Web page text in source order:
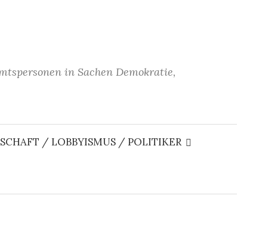
in Sachen Demokratie,
/ LOBBYISMUS / POLITIKER
Suchen